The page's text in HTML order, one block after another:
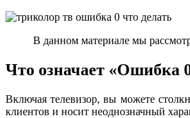
В данном материале мы
Что означает «Ошибка
Включая телевизор, вы можете
клиентов и носит неоднозначный